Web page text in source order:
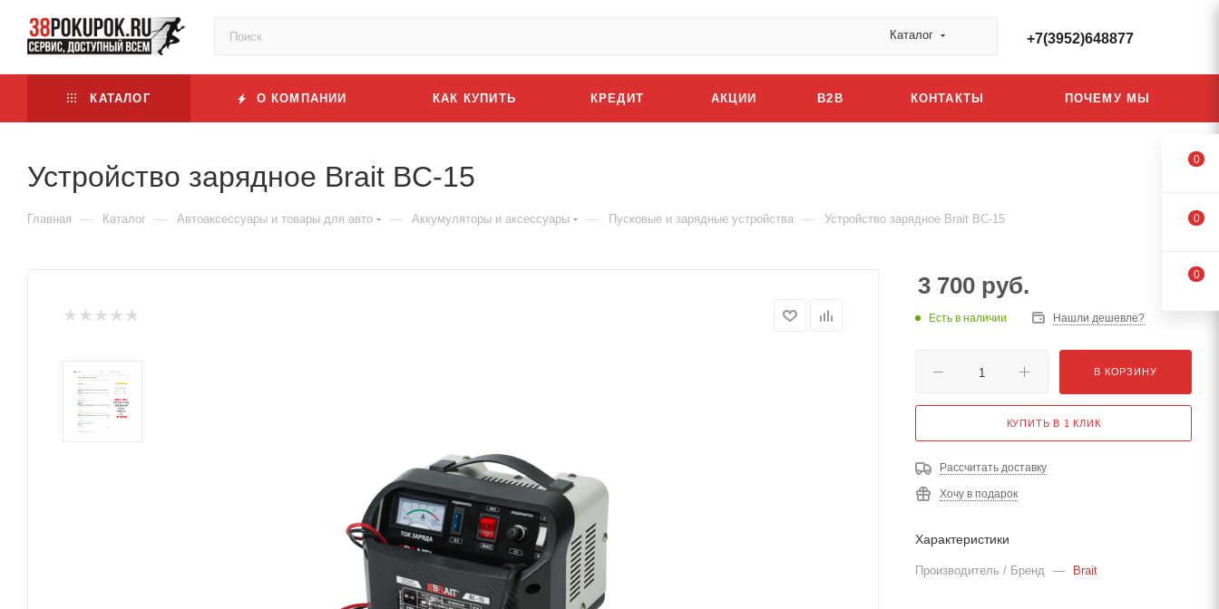
Каталог +7(3952)648877
КАТАЛОГ О КОМПАНИИ КАК КУПИТЬ КРЕДИТ АКЦИИ B2B КОНТАКТЫ ПОЧЕМУ МЫ
Устройство зарядное Brait BC-15
Главная — Каталог — Автоаксессуары и товары для авто — Аккумуляторы и аксессуары — Пусковые и зарядные устройства — Устройство зарядное Brait BC-15
3 700 руб.
Есть в наличии Нашли дешевле?
В КОРЗИНУ
КУПИТЬ В 1 КЛИК
Рассчитать доставку
Хочу в подарок
Характеристики
Производитель / Бренд — Brait
0
0
0